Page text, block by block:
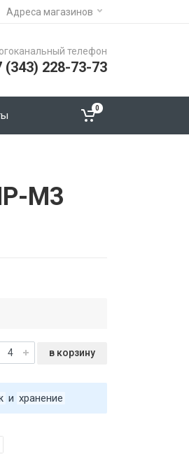
Адреса магазинов
телефон
(343) 228-73-73
0
M3
в корзину
и хранение